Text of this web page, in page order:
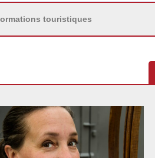
touristiques